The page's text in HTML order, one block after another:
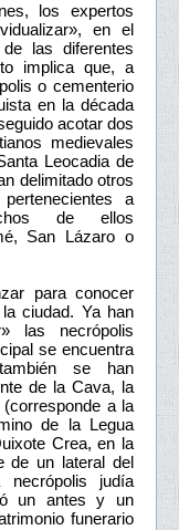
los expertos
en el
las diferentes
implica que, a
o cementerio
en la década
acotar dos
medievales
Leocadia de
delimitado otros
a
de ellos
San Lázaro o
para conocer
ciudad. Ya han
las necrópolis
se encuentra
se han
de la Cava, la
a la
de la Legua
Crea, en la
de un lateral del
judía
un antes y un
funerario